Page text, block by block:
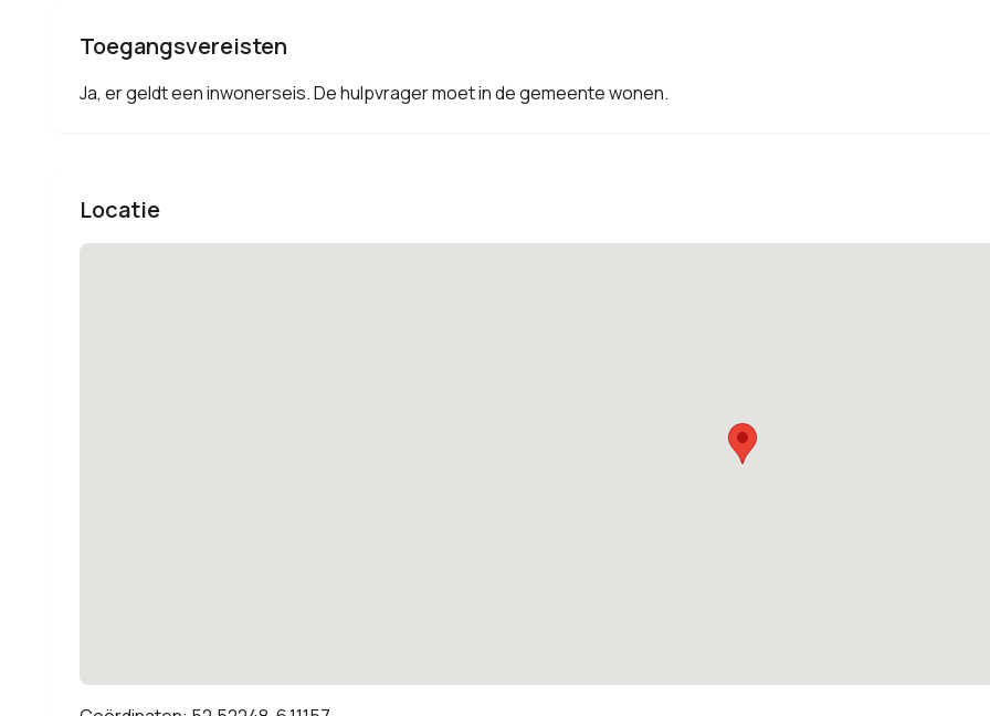
Toegangsvereisten
Ja, er geldt een inwonerseis. De hulpvrager moet in de gemeente wonen.
Locatie